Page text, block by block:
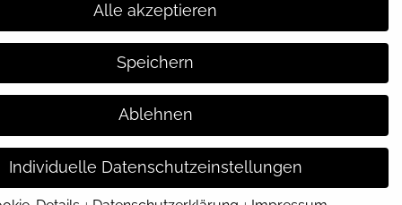
der Möbelfabrik Weber aus dem Jahr 1939
an der Einsteinstraße ansässig,
Alle akzeptieren
Speichern
Ablehnen
Individuelle Datenschutzeinstellungen